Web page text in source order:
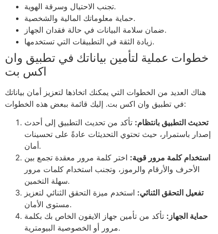
تجنب الاحتيال وسرقة الهوية.
حماية معلوماتك المالية والشخصية.
ضمان سلامة البيانات في حالة فقدان الجهاز.
زيادة الثقة في التطبيقات التي تستخدمها.
خطوات عملية لتأمين بياناتك في تطبيق وان
اكس بت
هناك العديد من الخطوات التي يمكنك اتخاذها لتعزيز أمان بياناتك
في تطبيق وان اكس بت. إليك قائمة ببعض هذه الخطوات:
تحديث التطبيق بانتظام: تأكد من تحديث التطبيق إلى أحدث
إصدار باستمرار، حيث تحتوي التحديثات عادةً على تحسينات
أمان.
استخدام كلمة مرور قوية: اختر كلمة مرور معقدة تجمع بين
الأحرف والأرقام والرموز، وتجنب استخدام كلمات مرور
سهلة التخمين.
تفعيل التحقق الثنائي: استخدم ميزة التحقق الثنائي لتعزيز
مستوى الأمان.
حماية الجهاز: تأكد من تأمين جهاز الايفون الخاص بك بكلمة
مرور أو الخصوصية البيومترية.